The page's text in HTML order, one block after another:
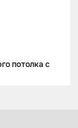
потолка с